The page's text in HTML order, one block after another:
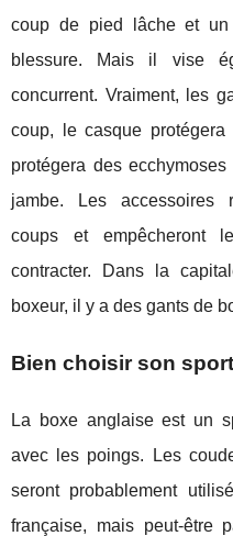
coup de pied lâche et
blessure. Mais il vise
concurrent. Vraiment, les
coup, le casque
protégera des
jambe. Les accessoires
coups et empêcheront
contracter. Dans la
boxeur, il y a des gants de
Bien choisir son
La boxe anglaise est un
avec les poings. Les
seront probablement
française, mais peut-être